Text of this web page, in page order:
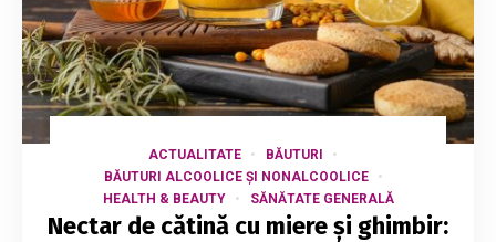
ACTUALITATE
BĂUTURI
BĂUTURI ALCOOLICE ȘI NONALCOOLICE
HEALTH & BEAUTY
SĂNĂTATE GENERALĂ
Nectar de cătină cu miere și ghimbir: